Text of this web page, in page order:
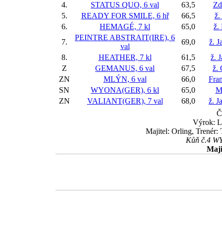
4.
STATUS QUO, 6 val 63,5
5.
READY FOR SMILE, 6 hř 66,5
ž.
6.
HEMAGÉ, 7 kl 65,0
ž.
7.
PEINTRE ABSTRAIT(IRE), 6
val
69,0
ž.
8.
HEATHER, 7 kl 61,5
ž.
Z
GEMANUS, 6 val 67,5
ž.
ZN
MLÝN, 6 val 66,0
SN
WYONA(GER), 6 kl 65,0
ZN
VALIANT(GER), 7 val 68,0
ž.
Výrok:
Majitel: Orling, Trenér:
Kůň č.4